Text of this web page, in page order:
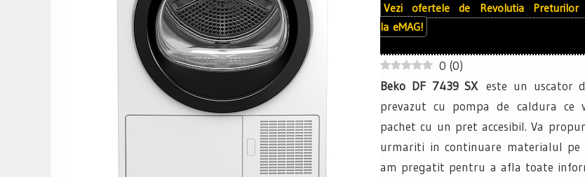
Vezi ofertele de Revolutia Preturilor
la eMAG!
0 (0)
Beko DF 7439 SX este un uscator
prevazut cu pompa de caldura ce
pachet cu un pret accesibil. Va
urmariti in continuare materialul pe
am pregatit pentru a afla toate